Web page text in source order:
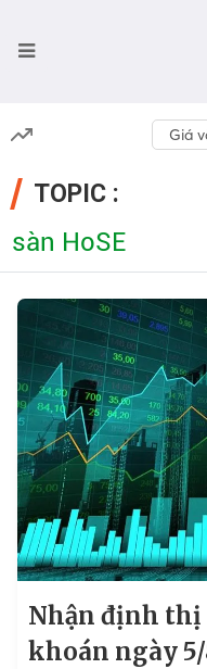
Giá
TOPIC :
sàn HoSE
Nhận định
khoán ngày